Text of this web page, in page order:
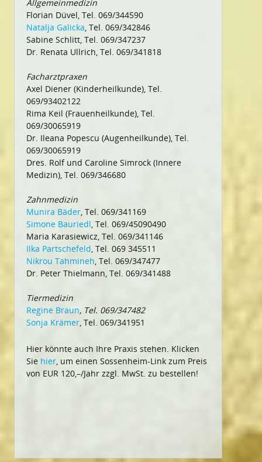
Allgemeinmedizin
Florian Düvel, Tel. 069/344590
Natalja Galicka, Tel. 069/342846
Sabine Schlitt, Tel. 069/347237
Dr. Renata Ullrich, Tel. 069/341818
Facharztpraxen
Axel Diener (Kinderheilkunde), Tel.
069/93402122
Rima Keil (Frauenheilkunde), Tel.
069/30065919
Dr. Ileana Popescu (Augenheilkunde), Tel.
069/30065919
Dres. Rolf und Caroline Simrock (Innere
Medizin), Tel. 069/346680
Zahnmedizin
Munira Bäder, Tel. 069/341169
Simone Bauriedl, Tel. 069/45090490
Maria Karasiewicz, Tel. 069/341146
Ilka Partschefeld, Tel. 069 345511
Nikrou Tahmineh, Tel. 069/347477
Dr. Peter Thielmann, Tel. 069/341488
Tiermedizin
Regine Braun, Tel. 069/347482
Sonja Krämer, Tel. 069/341951
Hier könnte auch Ihre Praxis stehen. Klicken
Sie hier, um einen Sossenheim-Link zum Preis
von EUR 120,–/Jahr zzgl. MwSt. zu bestellen!